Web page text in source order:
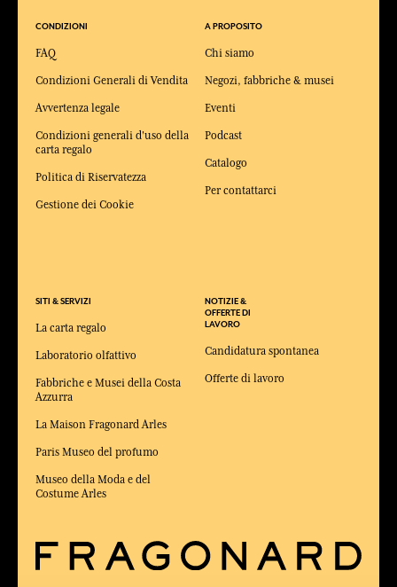
CONDIZIONI
FAQ
Condizioni Generali di Vendita
Avvertenza legale
Condizioni generali d'uso della
carta regalo
Politica di Riservatezza
Gestione dei Cookie
SITI & SERVIZI
La carta regalo
Laboratorio olfattivo
Fabbriche e Musei della Costa
Azzurra
La Maison Fragonard Arles
Paris Museo del profumo
Museo della Moda e del
Costume Arles
A PROPOSITO
Chi siamo
Negozi, fabbriche & musei
Eventi
Podcast
Catalogo
Per contattarci
NOTIZIE &
OFFERTE DI
LAVORO
Candidatura spontanea
Offerte di lavoro